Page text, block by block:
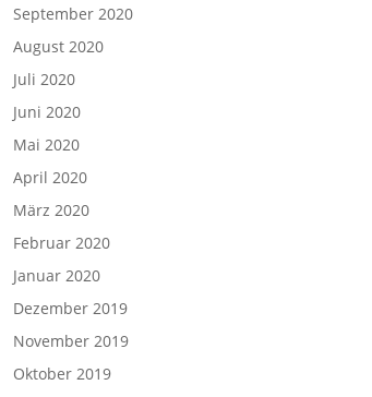
September 2020
August 2020
Juli 2020
Juni 2020
Mai 2020
April 2020
März 2020
Februar 2020
Januar 2020
Dezember 2019
November 2019
Oktober 2019